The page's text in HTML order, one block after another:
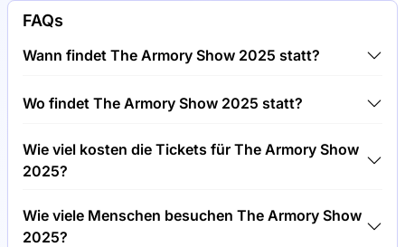
FAQs
Wann findet The Armory Show 2025 statt?
und 07.09.2025 statt.
Wo findet The Armory Show 2025 statt?
The Armory Show 2025 findet unter Jacob K. Javits
Convention Center, Vereinigte Staaten von Amerika
statt.
Wie viel kosten die Tickets für The Armory Show
2025?
Tickets für The Armory Show 2025 kosten 55,00 €
pro Besucher.
Wie viele Menschen besuchen The Armory Show
2025?